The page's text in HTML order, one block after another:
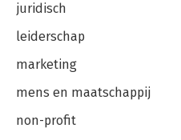
juridisch
leiderschap
marketing
mens en maatschappij
non-profit